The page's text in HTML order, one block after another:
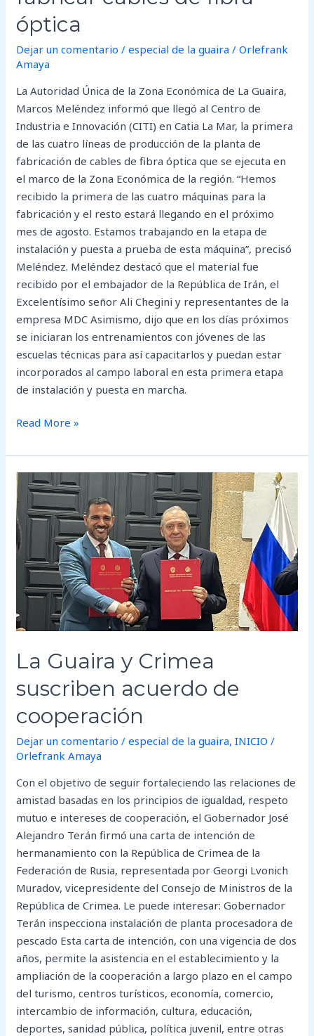
óptica
Dejar un comentario /especial de la guaira /Orlefrank
Amaya
La Autoridad Única de la Zona Económica de La Guaira,
Marcos Meléndez informó que llegó al Centro de
Industria e Innovación (CITI) en Catia La Mar, la primera
de las cuatro líneas de producción de la planta de
fabricación de cables de fibra óptica que se ejecuta en
el marco de la Zona Económica de la región. “Hemos
recibido la primera de las cuatro máquinas para la
fabricación y el resto estará llegando en el próximo
mes de agosto. Estamos trabajando en la etapa de
instalación y puesta a prueba de esta máquina”, precisó
Meléndez. Meléndez destacó que el material fue
recibido por el embajador de la República de Irán, el
Excelentísimo señor Ali Chegini y representantes de la
empresa MDC Asimismo, dijo que en los días próximos
se iniciaran los entrenamientos con jóvenes de las
escuelas técnicas para así capacitarlos y puedan estar
incorporados al campo laboral en esta primera etapa
de instalación y puesta en marcha.
Read More »
La Guaira y Crimea
suscriben acuerdo de
cooperación
Dejar un comentario /especial de la guaira,INICIO /
Orlefrank Amaya
Con el objetivo de seguir fortaleciendo las relaciones de
amistad basadas en los principios de igualdad, respeto
mutuo e intereses de cooperación, el Gobernador José
Alejandro Terán firmó una carta de intención de
hermanamiento con la República de Crimea de la
Federación de Rusia, representada por Georgi Lvonich
Muradov, vicepresidente del Consejo de Ministros de la
República de Crimea. Le puede interesar: Gobernador
Terán inspecciona instalación de planta procesadora de
pescado Esta carta de intención, con una vigencia de dos
años, permite la asistencia en el establecimiento y la
ampliación de la cooperación a largo plazo en el campo
del turismo, centros turísticos, economía, comercio,
intercambio de información, cultura, educación,
deportes, sanidad pública, política juvenil, entre otras
La
Guaira
y
Crimea
suscriben
acuerdo
de
cooperación